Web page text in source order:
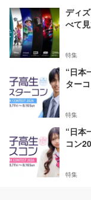
ディ
べて
特集
“日本
ター
特集
“日本
コン
特集